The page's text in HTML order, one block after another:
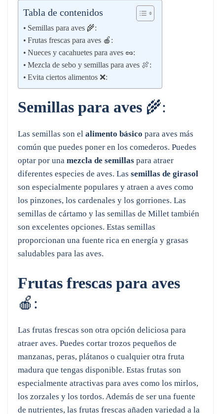
Tabla de contenidos
Semillas para aves 🌾:
Frutas frescas para aves 🍎:
Nueces y cacahuetes para aves 🥜:
Mezcla de sebo y semillas para aves 🍖:
Evita ciertos alimentos ❌:
Semillas para aves 🌾:
Las semillas son el alimento básico para aves más
común que puedes poner en los comederos. Puedes
optar por una mezcla de semillas para atraer
diferentes especies de aves. Las semillas de girasol
son especialmente populares y atraen a aves como
los pinzones, los cardenales y los gorriones. Las
semillas de cártamo y las semillas de Millet también
son excelentes opciones. Estas semillas
proporcionan una fuente rica en energía y grasas
saludables para las aves.
Frutas frescas para aves
🍎:
Las frutas frescas son otra opción deliciosa para
atraer aves. Puedes cortar trozos pequeños de
manzanas, peras, plátanos o cualquier otra fruta
madura que tengas disponible. Estas frutas son
especialmente atractivas para aves como los mirlos,
los zorzales y los tordos. Además de ser una fuente
de nutrientes, las frutas frescas añaden variedad a la